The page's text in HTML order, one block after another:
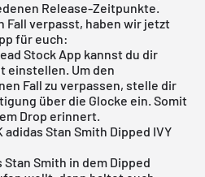
Release-Zeitpunkte.
Fall verpasst, haben wir jetzt
für euch:
Stock App kannst du dir
einstellen. Um den
Fall zu verpassen, stelle dir
über die Glocke ein. Somit
Drop erinnert.
adidas Stan Smith Dipped IVY
Smith in dem Dipped